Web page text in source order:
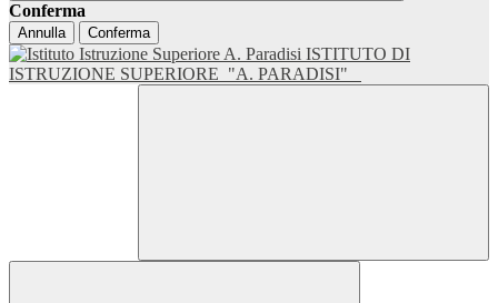
Conferma
Annulla Conferma
ISTITUTO DI
ISTRUZIONE SUPERIORE "A. PARADISI"